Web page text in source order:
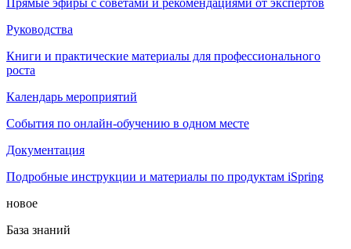
Прямые эфиры с советами и рекомендациями от экспертов
Руководства
Книги и практические материалы для профессионального
роста
Календарь мероприятий
События по онлайн-обучению в одном месте
Документация
Подробные инструкции и материалы по продуктам iSpring
новое
База знаний